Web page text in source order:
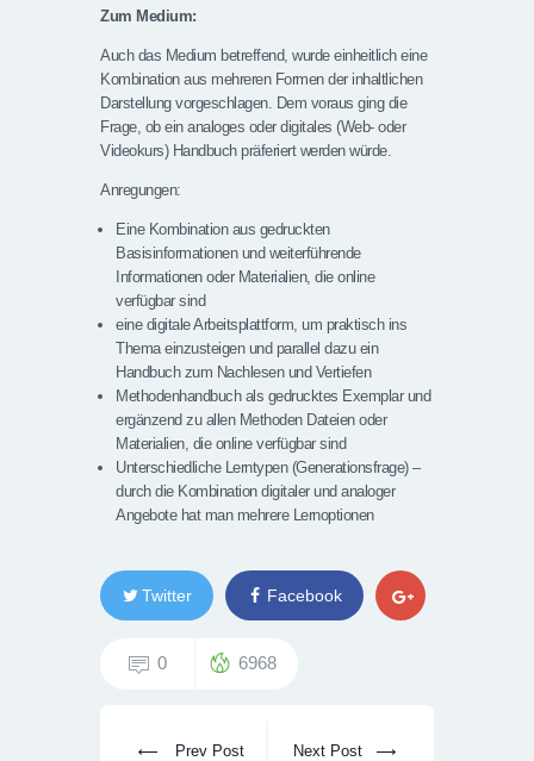
Zum Medium:
Auch das Medium betreffend, wurde einheitlich eine
Kombination aus mehreren Formen der inhaltlichen
Darstellung vorgeschlagen. Dem voraus ging die
Frage, ob ein analoges oder digitales (Web- oder
Videokurs) Handbuch präferiert werden würde.
Anregungen:
Eine Kombination aus gedruckten
Basisinformationen und weiterführende
Informationen oder Materialien, die online
verfügbar sind
eine digitale Arbeitsplattform, um praktisch ins
Thema einzusteigen und parallel dazu ein
Handbuch zum Nachlesen und Vertiefen
Methodenhandbuch als gedrucktes Exemplar und
ergänzend zu allen Methoden Dateien oder
Materialien, die online verfügbar sind
Unterschiedliche Lerntypen (Generationsfrage) –
durch die Kombination digitaler und analoger
Angebote hat man mehrere Lernoptionen
Twitter Facebook
0 6968
Prev Post Next Post